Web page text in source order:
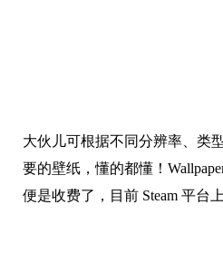
要的壁纸，懂的都懂！
便是收费了，目前 Steam 平台